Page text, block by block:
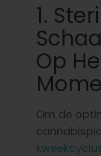
1.
Op
Om de